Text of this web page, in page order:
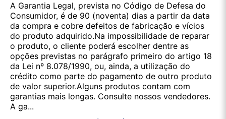
A Garantia Legal, prevista no Código de Defesa do
Consumidor, é de 90 (noventa) dias a partir da data
da compra e cobre defeitos de fabricação e vícios
do produto adquirido.Na impossibilidade de reparar
o produto, o cliente poderá escolher dentre as
opções previstas no parágrafo primeiro do artigo 18
da Lei nº 8.078/1990, ou, ainda, a utilização do
crédito como parte do pagamento de outro produto
de valor superior.Alguns produtos contam com
garantias mais longas. Consulte nossos vendedores.
A ga...